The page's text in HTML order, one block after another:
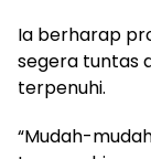
Ia berharap
segera tuntas
terpenuhi.
“Mudah-